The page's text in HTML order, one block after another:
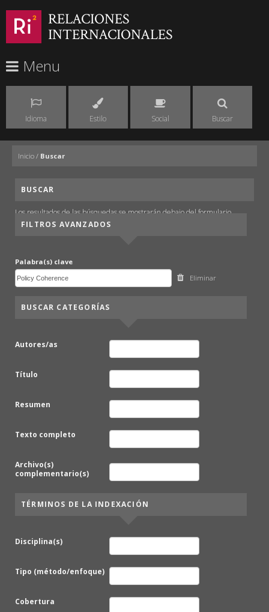
RELACIONES
INTERNACIONALES
Menu
Idioma Estilo Social Buscar
Inicio / Buscar
BUSCAR
Los resultados de las búsquedas se mostrarán debajo del formulario.
FILTROS AVANZADOS
Palabra(s) clave
Eliminar
BUSCAR CATEGORÍAS
Autores/as
Título
Resumen
Texto completo
Archivo(s)
complementario(s)
TÉRMINOS DE LA INDEXACIÓN
Disciplina(s)
Tipo (método/enfoque)
Cobertura